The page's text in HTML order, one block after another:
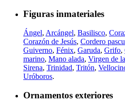
Figuras inmateriales
Ángel, Arcángel, Basilisco,
Corazón de Jesús, Cordero
Guiverno, Fénix, Garuda, Grifo,
marino, Mano alada, Virgen de
Sirena, Trinidad, Tritón,
Uróboros.
Ornamentos exteriores